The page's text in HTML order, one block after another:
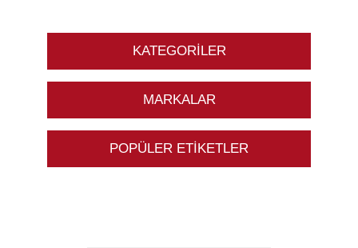
KATEGORILER
MARKALAR
POPÜLER ETIKETLER